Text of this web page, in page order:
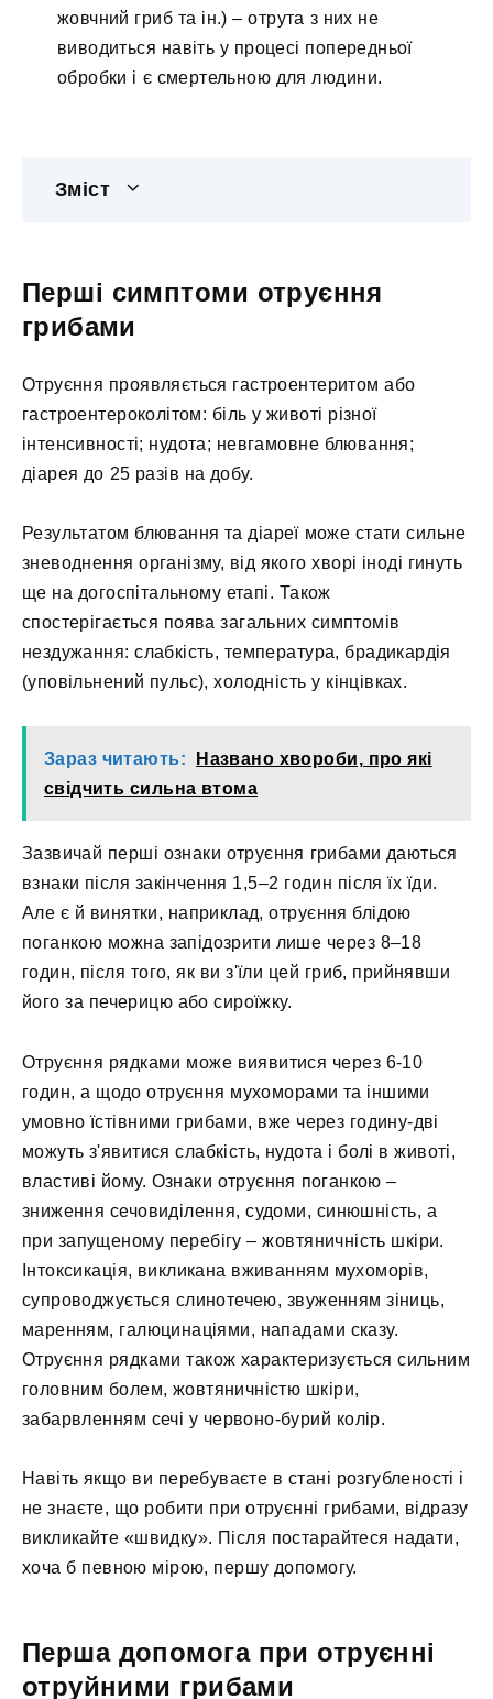
жовчний гриб та ін.) – отрута з них не
виводиться навіть у процесі попередньої
обробки і є смертельною для людини.
Зміст
Перші симптоми отруєння
грибами
Отруєння проявляється гастроентеритом або
гастроентероколітом: біль у животі різної
інтенсивності; нудота; невгамовне блювання;
діарея до 25 разів на добу.
Результатом блювання та діареї може стати сильне
зневоднення організму, від якого хворі іноді гинуть
ще на догоспітальному етапі. Також
спостерігається поява загальних симптомів
нездужання: слабкість, температура, брадикардія
(уповільнений пульс), холодність у кінцівках.
Зараз читають:
Названо хвороби, про які
свідчить сильна втома
Зазвичай перші ознаки отруєння грибами даються
взнаки після закінчення 1,5–2 годин після їх їди.
Але є й винятки, наприклад, отруєння блідою
поганкою можна запідозрити лише через 8–18
годин, після того, як ви з'їли цей гриб, прийнявши
його за печерицю або сироїжку.
Отруєння рядками може виявитися через 6-10
годин, а щодо отруєння мухоморами та іншими
умовно їстівними грибами, вже через годину-дві
можуть з'явитися слабкість, нудота і болі в животі,
властиві йому. Ознаки отруєння поганкою –
зниження сечовиділення, судоми, синюшність, а
при запущеному перебігу – жовтяничність шкіри.
Інтоксикація, викликана вживанням мухоморів,
супроводжується слинотечею, звуженням зіниць,
маренням, галюцинаціями, нападами сказу.
Отруєння рядками також характеризується сильним
головним болем, жовтяничністю шкіри,
забарвленням сечі у червоно-бурий колір.
Навіть якщо ви перебуваєте в стані розгубленості і
не знаєте, що робити при отруєнні грибами, відразу
викликайте «швидку». Після постарайтеся надати,
хоча б певною мірою, першу допомогу.
Перша допомога при отруєнні
отруйними грибами